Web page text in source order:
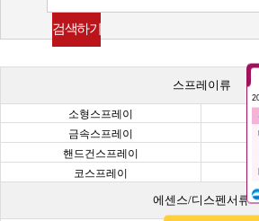
스프레이류
소형스프레이
금속스프레이
핸드건스프레이
코스프레이
에센스/디스펜서류